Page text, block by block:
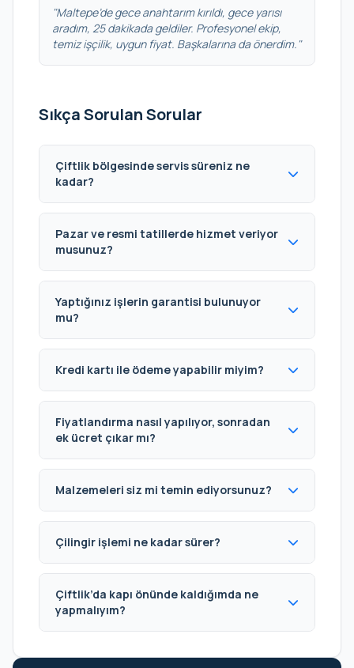
"Maltepe’de gece anahtarım kırıldı, gece yarısı
aradım, 25 dakikada geldiler. Profesyonel ekip,
temiz işçilik, uygun fiyat. Başkalarına da önerdim."
Sıkça Sorulan Sorular
Çiftlik bölgesinde servis süreniz ne
kadar?
Pazar ve resmi tatillerde hizmet veriyor
musunuz?
Yaptığınız işlerin garantisi bulunuyor
mu?
Kredi kartı ile ödeme yapabilir miyim?
Fiyatlandırma nasıl yapılıyor, sonradan
ek ücret çıkar mı?
Malzemeleri siz mi temin ediyorsunuz?
Çilingir işlemi ne kadar sürer?
Çiftlik’da kapı önünde kaldığımda ne
yapmalıyım?